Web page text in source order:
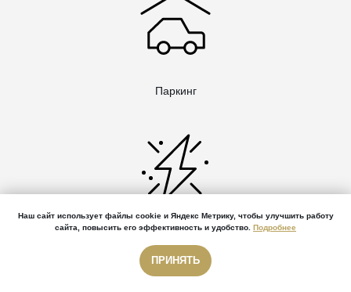
Паркинг
Зарядка для электромобилей
Звонок бесплатный
Наш сайт использует файлы cookie и Яндекс Метрику, чтобы улучшить работу
сайта, повысить его эффективность и удобство. Подробнее
ПРИНЯТЬ